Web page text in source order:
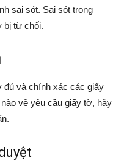
sai sót. Sai sót trong
bị từ chối.
đủ và chính xác các giấy
về yêu cầu giấy tờ, hãy